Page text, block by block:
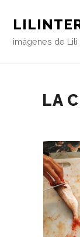
imágenes de Lili
LA